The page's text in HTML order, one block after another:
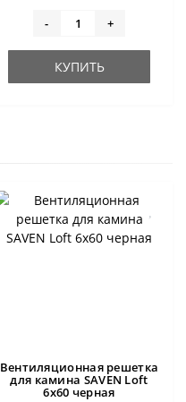
- +
КУПИТЬ
Вентиляционная решетка
для камина SAVEN Loft
6х60 черная